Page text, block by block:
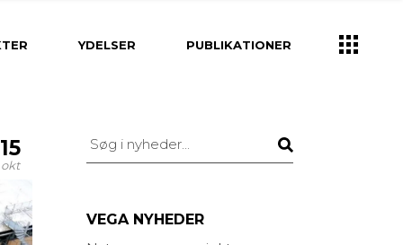
YDELSER
Brugerinddragelse
Strategisk planlægning
PUBLIKATIONER
og
Helhedsplan
Idéoplæg og program
15
okt
Søg
VEGA NYHEDER